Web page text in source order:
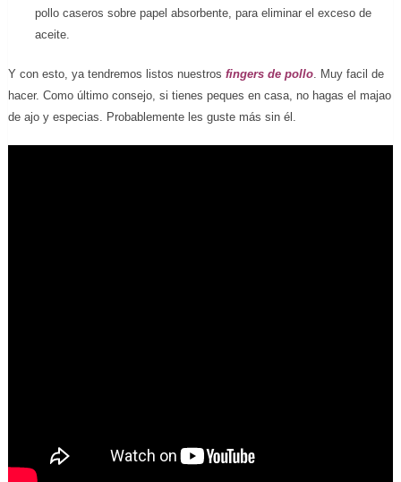
pollo caseros sobre papel absorbente, para eliminar el exceso de
aceite.
Y con esto, ya tendremos listos nuestros fingers de pollo. Muy facil de
hacer. Como último consejo, si tienes peques en casa, no hagas el majao
de ajo y especias. Probablemente les guste más sin él.